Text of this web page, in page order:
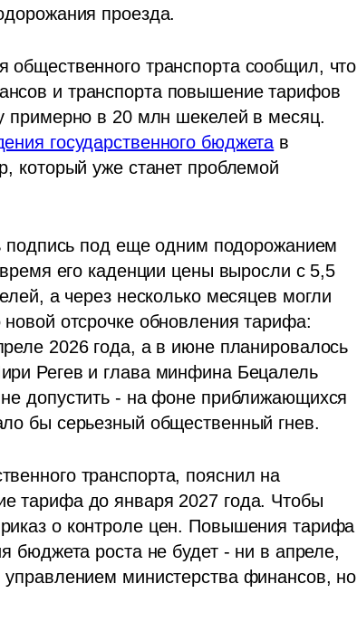
проезда.
общественного транспорта сообщил, что
и транспорта повышение тарифов
примерно в 20 млн шекелей в месяц.
государственного бюджета в
который уже станет проблемой
подпись под еще одним подорожанием
его каденции цены выросли с 5,5
а через несколько месяцев могли
отсрочке обновления тарифа:
2026 года, а в июне планировалось
Регев и глава минфина Бецалель
допустить - на фоне приближающихся
бы серьезный общественный гнев.
транспорта, пояснил на
тарифа до января 2027 года. Чтобы
о контроле цен. Повышения тарифа
бюджета роста не будет - ни в апреле,
министерства финансов, но